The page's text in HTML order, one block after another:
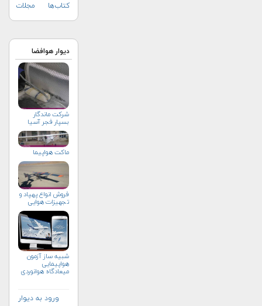
کتاب‌ها
مجلات
دیوار هوافضا
شرکت ماندگار
بسپار فجر آسیا
ماکت هواپیما
فروش انواع پهپاد و
تجهيزات هوايي
شبیه ساز آزمون
هواپیمایی
میعادگاه هوانوردی
ورود به دیوار